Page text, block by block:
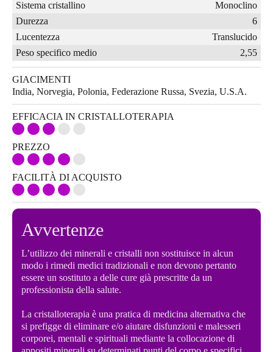
Sistema cristallino
Monoclino
Durezza
6
Lucentezza
Translucido
Peso specifico medio
2,55
GIACIMENTI
India, Norvegia, Polonia, Federazione Russa, Svezia, U.S.A.
EFFICACIA IN CRISTALLOTERAPIA
PREZZO
FACILITÀ DI ACQUISTO
Avvertenze
L’utilizzo dei minerali e cristalli non sostituisce in alcun
modo i rimedi medici tradizionali e non devono pertanto
essere un sostituto a delle cure già prescritte da un
professionista della salute.
La cristalloterapia è una pratica di medicina alternativa che
si prefigge di eliminare e/o aiutare disfunzioni e malesseri
corporei, mentali e spirituali mediante la collocazione di